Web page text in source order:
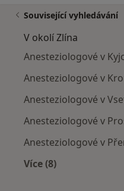
Související vyhledávání
V okolí Zlína
Anesteziologové v
Anesteziologové v
Anesteziologové v
Anesteziologové v
Anesteziologové v
Více (8)